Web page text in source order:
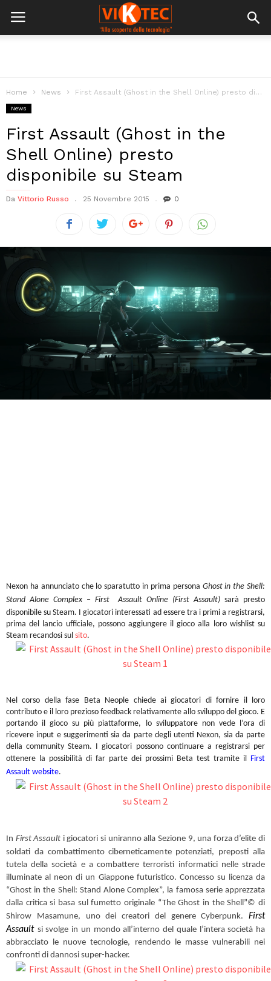
Home News First Assault (Ghost in the Shell Online) presto disponibile su Steam
News
First Assault (Ghost in the
Shell Online) presto
disponibile su Steam
Da Vittorio Russo 25 Novembre 2015 0
Nexon ha annunciato che lo sparatutto in prima persona Ghost in the Shell:
Stand Alone Complex – First Assault Online (First Assault) sarà presto
disponibile su Steam. I giocatori interessati ad essere tra i primi a registrarsi,
prima del lancio ufficiale, possono aggiungere il gioco alla loro wishlist su
Steam recandosi sul sito.
Nel corso della fase Beta Neople chiede ai giocatori di fornire il loro
contributo e il loro prezioso feedback relativamente allo sviluppo del gioco. E
portando il gioco su più piattaforme, lo sviluppatore non vede l’ora di
ricevere input e suggerimenti sia da parte degli utenti Nexon, sia da parte
della community Steam. I giocatori possono continuare a registrarsi per
ottenere la possibilità di far parte dei prossimi Beta test tramite il First
Assault website.
In First Assault i giocatori si uniranno alla Sezione 9, una forza d’elite di
soldati da combattimento ciberneticamente potenziati, preposti alla
tutela della società e a combattere terroristi informatici nelle strade
illuminate al neon di un Giappone futuristico. Concesso su licenza da
“Ghost in the Shell: Stand Alone Complex”, la famosa serie apprezzata
dalla critica si basa sul fumetto originale “The Ghost in the Shell”© di
Shirow Masamune, uno dei creatori del genere Cyberpunk. First
Assault si svolge in un mondo all’interno del quale l’intera società ha
abbracciato le nuove tecnologie, rendendo le masse vulnerabili nei
confronti di dannosi super-hacker.